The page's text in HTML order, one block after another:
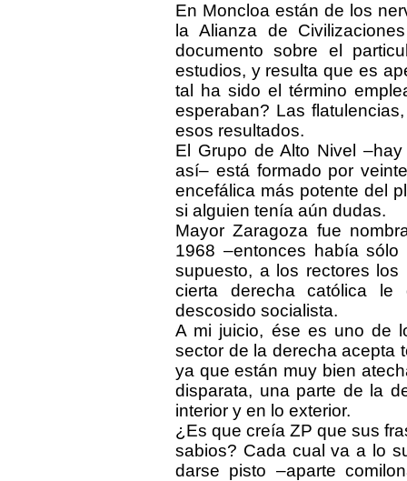
En Moncloa están de los
la Alianza de
documento sobre el
estudios, y resulta que es
tal ha sido el término
esperaban? Las
esos resultados.
El Grupo de Alto Nivel
así– está formado por
encefálica más potente del
si alguien tenía aún dudas.
Mayor Zaragoza fue
1968 –entonces había
supuesto, a los rectores
cierta derecha católica
descosido socialista.
A mi juicio, ése es uno de
sector de la derecha acepta
ya que están muy bien
disparata, una parte de la
interior y en lo exterior.
¿Es que creía ZP que sus
sabios? Cada cual va a lo
darse pisto –aparte